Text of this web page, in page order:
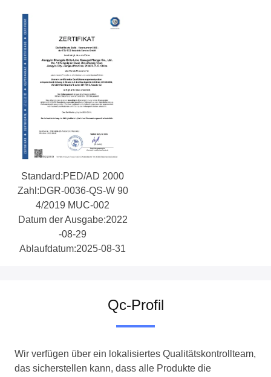
Standard:PED/AD 2000
Zahl:DGR-0036-QS-W 90
4/2019 MUC-002
Datum der Ausgabe:2022
-08-29
Ablaufdatum:2025-08-31
Qc-Profil
Wir verfügen über ein lokalisiertes Qualitätskontrollteam,
das sicherstellen kann, dass alle Produkte die